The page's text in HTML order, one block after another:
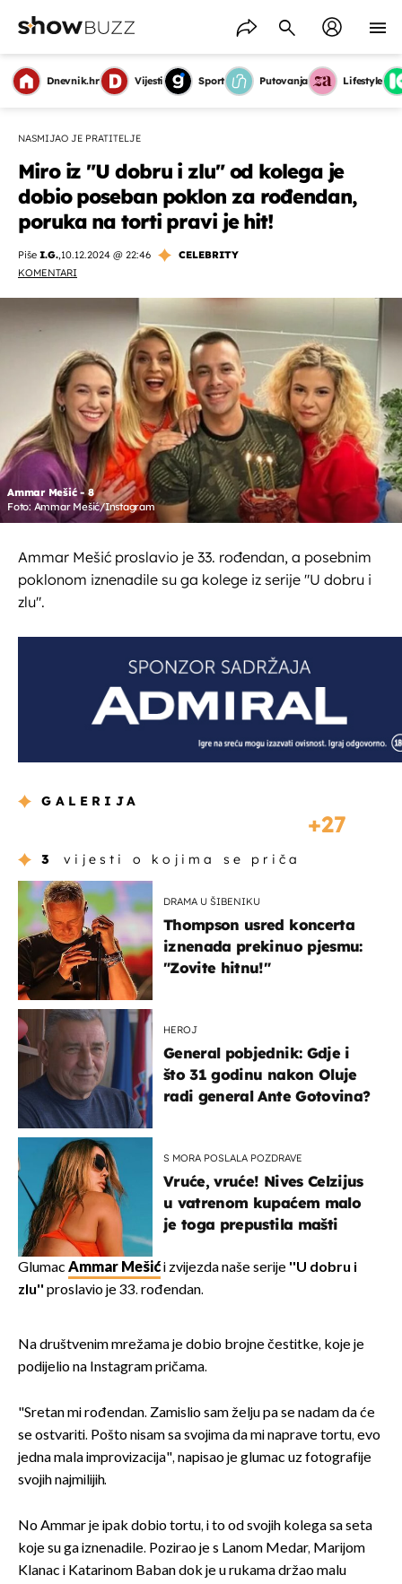
Dnevnik.hr Vijesti Sport Putovanja Lifestyle
NASMIJAO JE PRATITELJE
Miro iz "U dobru i zlu" od kolega je
dobio poseban poklon za rođendan,
poruka na torti pravi je hit!
Piše I.G.,10.12.2024 @ 22:46
CELEBRITY
KOMENTARI
Ammar Mešić - 8
Foto: Ammar Mešić/Instagram
Ammar Mešić proslavio je 33. rođendan, a posebnim
poklonom iznenadile su ga kolege iz serije "U dobru i
zlu".
GALERIJA
27
3 vijesti o kojima se priča
DRAMA U ŠIBENIKU
Thompson usred koncerta
iznenada prekinuo pjesmu:
"Zovite hitnu!"
HEROJ
General pobjednik: Gdje i
što 31 godinu nakon Oluje
radi general Ante Gotovina?
S MORA POSLALA POZDRAVE
Vruće, vruće! Nives Celzijus
u vatrenom kupaćem malo
je toga prepustila mašti
Glumac Ammar Mešići zvijezda naše serije ''U dobru i
zlu'' proslavio je 33. rođendan.
Na društvenim mrežama je dobio brojne čestitke, koje je
podijelio na Instagram pričama.
"Sretan mi rođendan. Zamislio sam želju pa se nadam da će
se ostvariti. Pošto nisam sa svojima da mi naprave tortu, evo
jedna mala improvizacija", napisao je glumac uz fotografije
svojih najmilijih.
No Ammar je ipak dobio tortu, i to od svojih kolega sa seta
koje su ga iznenadile. Pozirao je s Lanom Medar, Marijom
Klanac i Katarinom Baban dok je u rukama držao malu
OMOGUĆI OBAVIJESTI